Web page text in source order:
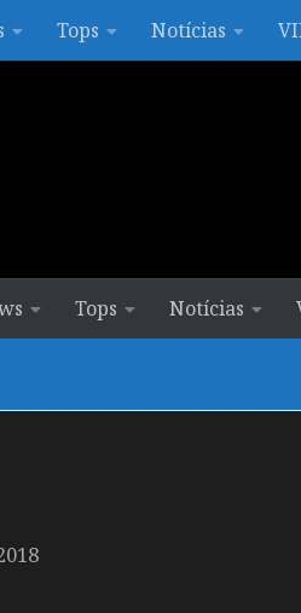
Tops Notícias
Tops Notícias